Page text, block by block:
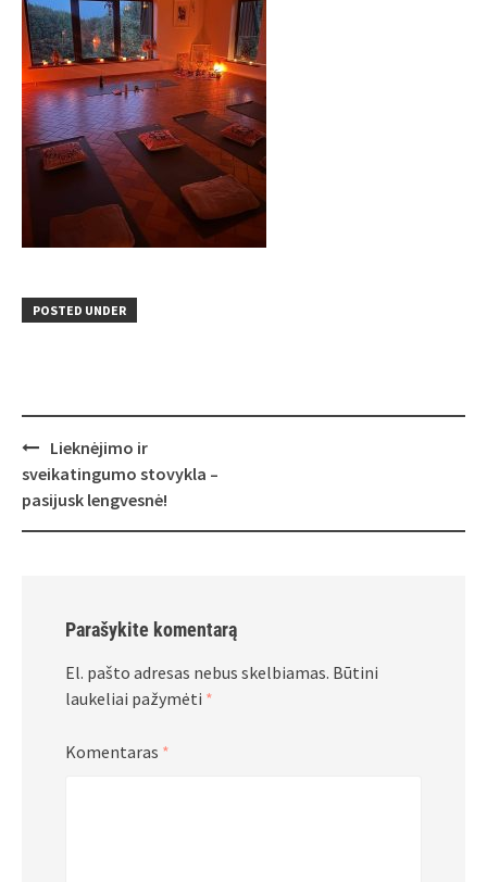
POSTED UNDER
Post
navigation
Lieknėjimo ir
sveikatingumo stovykla –
pasijusk lengvesnė!
Parašykite komentarą
El. pašto adresas nebus skelbiamas. Būtini
laukeliai pažymėti *
Komentaras *